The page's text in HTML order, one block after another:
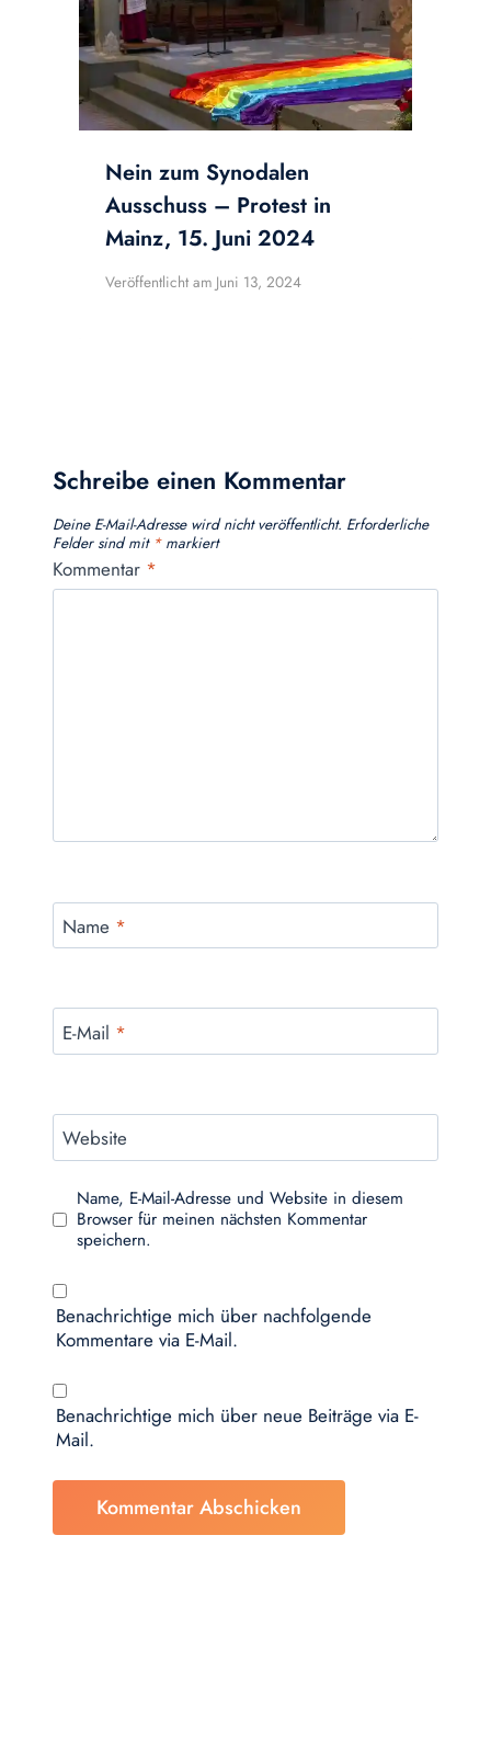
Nein zum Synodalen
Ausschuss – Protest in
Mainz, 15. Juni 2024
Veröffentlicht am Juni 13, 2024
Schreibe einen Kommentar
Deine E-Mail-Adresse wird nicht veröffentlicht. Erforderliche
Felder sind mit *markiert
Kommentar *
Name *
E-Mail *
Website
Name, E-Mail-Adresse und Website in diesem
Browser für meinen nächsten Kommentar
speichern.
Benachrichtige mich über nachfolgende
Kommentare via E-Mail.
Benachrichtige mich über neue Beiträge via E-
Mail.